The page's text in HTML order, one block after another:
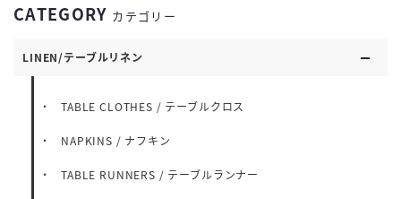
CATEGORY カテゴリー
LINEN/テーブルリネン
TABLE CLOTHES / テーブルクロス
NAPKINS / ナフキン
TABLE RUNNERS / テーブルランナー